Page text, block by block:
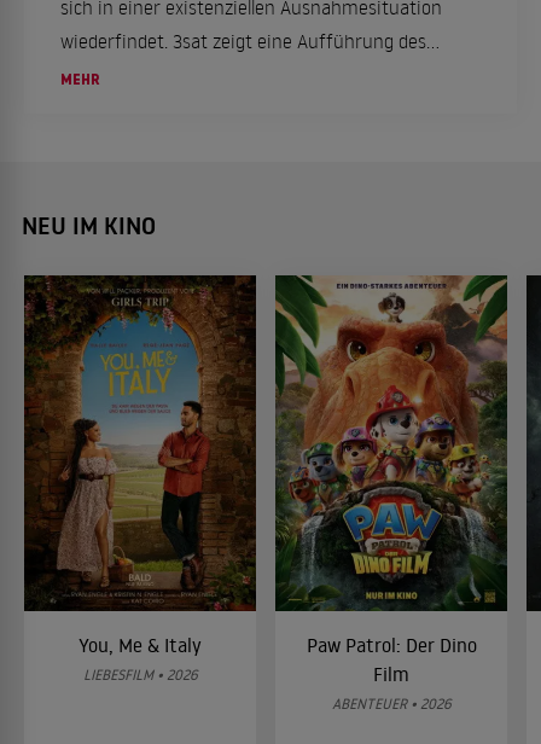
sich in einer existenziellen Ausnahmesituation
wiederfindet. 3sat zeigt eine Aufführung des
Volkstheaters Wien.
MEHR
NEU IM KINO
You, Me & Italy
LIEBESFILM • 2026
Paw Patrol: Der Dino
Film
ABENTEUER • 2026